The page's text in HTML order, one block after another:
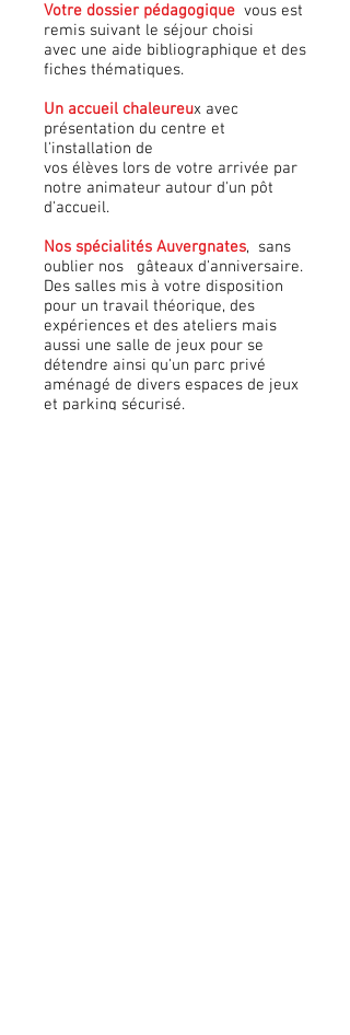
Votre dossier pédagogique vous est
remis suivant le séjour choisi
avec une aide bibliographique et des
fiches thématiques.
Un accueil chaleureux avec
présentation du centre et
l'installation de
vos élèves lors de votre arrivée par
notre animateur autour d'un pôt
d'accueil.
Nos spécialités Auvergnates, sans
oublier nos gâteaux d'anniversaire.
Des salles mis à votre disposition
pour un travail théorique, des
expériences et des ateliers mais
aussi une salle de jeux pour se
détendre ainsi qu'un parc privé
aménagé de divers espaces de jeux
et parking sécurisé.